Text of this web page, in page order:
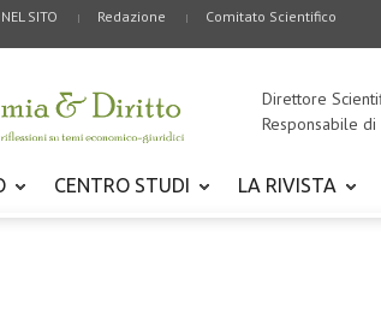
SITO Redazione Comitato Scientifico
Direttore
Responsabile di
CENTRO STUDI LA RIVISTA